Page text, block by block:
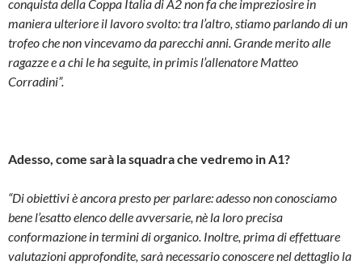
conquista della Coppa Italia di A2 non fa che impreziosire in
maniera ulteriore il lavoro svolto: tra l’altro, stiamo parlando di un
trofeo che non vincevamo da parecchi anni. Grande merito alle
ragazze e a chi le ha seguite, in primis l’allenatore Matteo
Corradini”.
Adesso, come sarà la squadra che vedremo in A1?
“Di obiettivi è ancora presto per parlare: adesso non conosciamo
bene l’esatto elenco delle avversarie, nè la loro precisa
conformazione in termini di organico. Inoltre, prima di effettuare
valutazioni approfondite, sarà necessario conoscere nel dettaglio la